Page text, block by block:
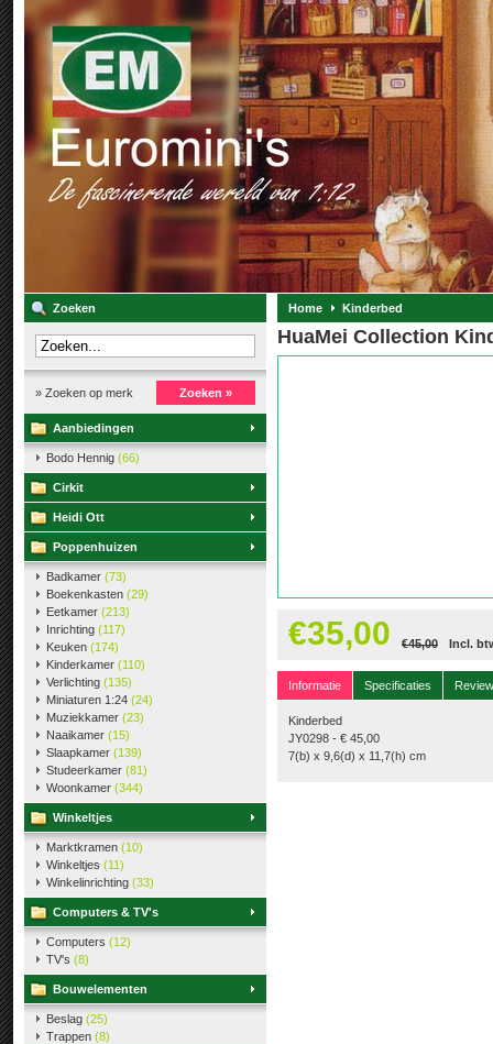
Zoeken
» Zoeken op merk Zoeken »
Aanbiedingen
Bodo Hennig (66)
Cirkit
Heidi Ott
Poppenhuizen
Badkamer (73)
Boekenkasten (29)
Eetkamer (213)
Inrichting (117)
Keuken (174)
Kinderkamer (110)
Verlichting (135)
Miniaturen 1:24 (24)
Muziekkamer (23)
Naaikamer (15)
Slaapkamer (139)
Studeerkamer (81)
Woonkamer (344)
Winkeltjes
Marktkramen (10)
Winkeltjes (11)
Winkelinrichting (33)
Computers & TV's
Computers (12)
TV's (8)
Bouwelementen
Beslag (25)
Trappen (8)
Home Kinderbed
HuaMei Collection
€35,00 €45,00 Incl.
Informatie Specificaties
Kinderbed
JY0298 - € 45,00
7(b) x 9,6(d) x 11,7(h) cm